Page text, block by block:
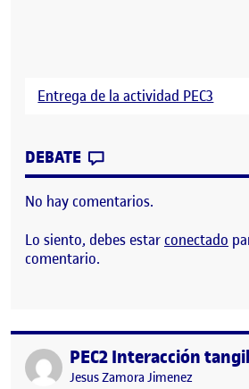
Entrega de la actividad PEC3
DEBATE
No hay comentarios.
Lo siento, debes estarconectado
comentario.
Publicado porPEC2 Interacción
Publicado por
Jesus Zamora Jimenez